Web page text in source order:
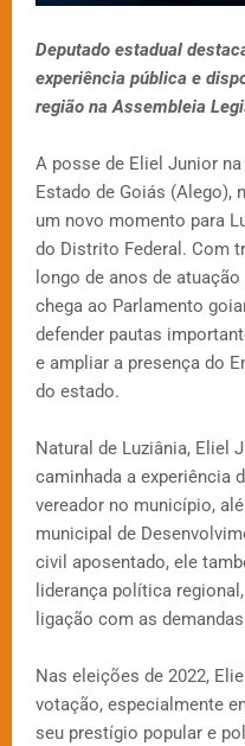
Deputado estadual
experiência pública e
região na Assembleia
A posse de Eliel Junior
Estado de Goiás (Alego),
um novo momento para
do Distrito Federal. Com
longo de anos de
chega ao Parlamento
defender pautas
e ampliar a presença do
do estado.
Natural de Luziânia, Eliel
caminhada a experiência
vereador no município,
municipal de
civil aposentado, ele
liderança política
ligação com as
Nas eleições de 2022,
votação, especialmente
seu prestígio popular e